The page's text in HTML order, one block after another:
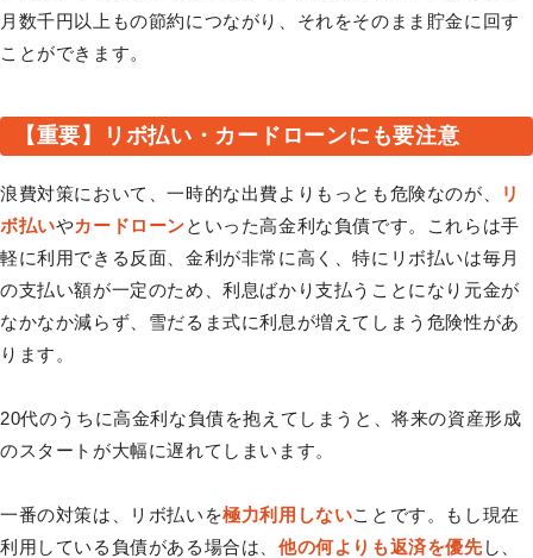
月数千円以上もの節約につながり、それをそのまま貯金に回す
ことができます。
【重要】リボ払い・カードローンにも要注意
浪費対策において、一時的な出費よりもっとも危険なのが、
リ
ボ払いやカードローンといった高金利な負債です。これらは手
軽に利用できる反面、金利が非常に高く、特にリボ払いは毎月
の支払い額が一定のため、利息ばかり支払うことになり元金が
なかなか減らず、雪だるま式に利息が増えてしまう危険性があ
ります。
20代のうちに高金利な負債を抱えてしまうと、将来の資産形成
のスタートが大幅に遅れてしまいます。
一番の対策は、リボ払いを極力利用しないことです。もし現在
利用している負債がある場合は、 他の何よりも返済を優先し、